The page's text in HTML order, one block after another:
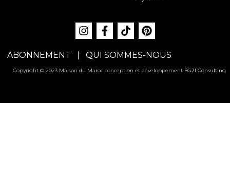
ABONNEMENT QUI SOMMES-NOUS
Copyright © 2023 Maison du Maroc conception et développement SG2I Consulting